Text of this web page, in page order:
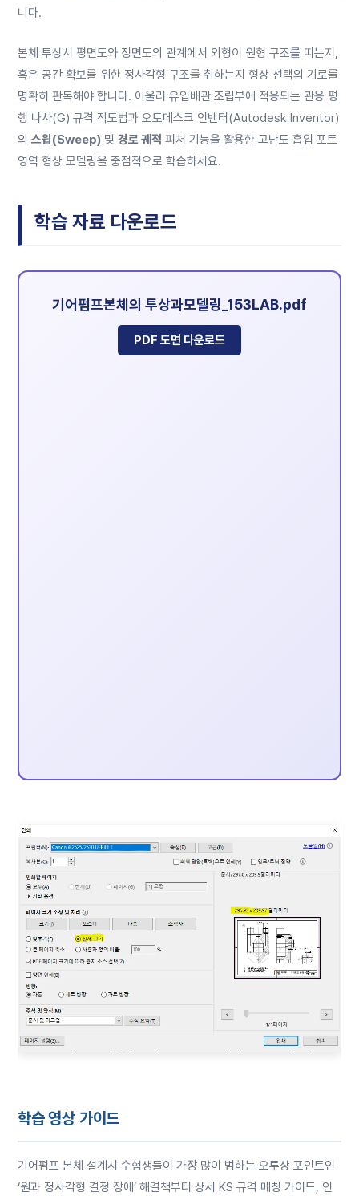
니다.
본체 투상시 평면도와 정면도의 관계에서 외형이 원형 구조를 띠는지,
혹은 공간 확보를 위한 정사각형 구조를 취하는지 형상 선택의 기로를
명확히 판독해야 합니다. 아울러 유입배관 조립부에 적용되는 관용 평
행 나사(G) 규격 작도법과 오토데스크 인벤터(Autodesk Inventor)
의 스윕(Sweep) 및 경로 궤적 피처 기능을 활용한 고난도 흡입 포트
영역 형상 모델링을 중점적으로 학습하세요.
학습 자료 다운로드
기어펌프본체의 투상과모델링_153LAB.pdf
PDF 도면 다운로드
학습 영상 가이드
기어펌프 본체 설계시 수험생들이 가장 많이 범하는 오투상 포인트인
‘원과 정사각형 결정 장애’ 해결책부터 상세 KS 규격 매칭 가이드, 인